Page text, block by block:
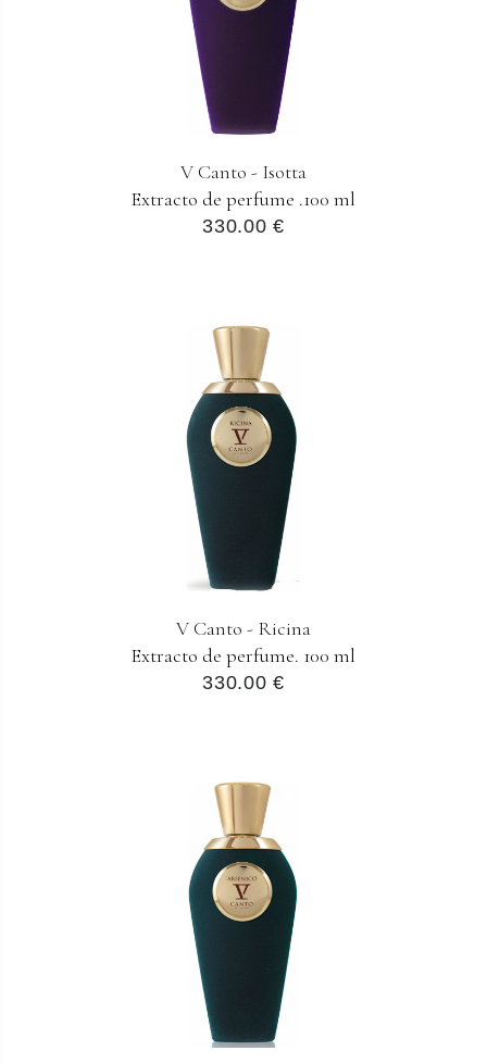
V Canto - Isotta
Extracto de perfume .100 ml
330.00 €
V Canto - Ricina
Extracto de perfume. 100 ml
330.00 €